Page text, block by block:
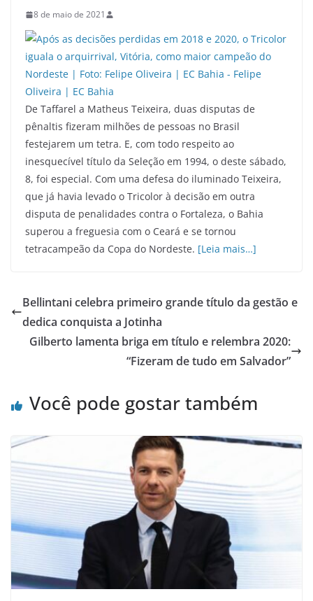
8 de maio de 2021
De Taffarel a Matheus Teixeira, duas disputas de
pênaltis fizeram milhões de pessoas no Brasil
festejarem um tetra. E, com todo respeito ao
inesquecível título da Seleção em 1994, o deste sábado,
8, foi especial. Com uma defesa do iluminado Teixeira,
que já havia levado o Tricolor à decisão em outra
disputa de penalidades contra o Fortaleza, o Bahia
superou a freguesia com o Ceará e se tornou
tetracampeão da Copa do Nordeste. [Leia mais…]
Bellintani celebra primeiro grande título da gestão e
dedica conquista a Jotinha
Gilberto lamenta briga em título e relembra 2020:
“Fizeram de tudo em Salvador”
Você pode gostar também